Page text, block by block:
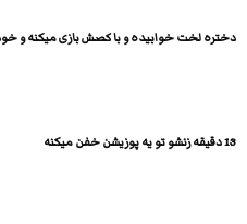
دختره لخت خوابیده و با کصش بازی میکنه و
13 دقیقه زنشو تو یه پوزیشن خفن میکنه